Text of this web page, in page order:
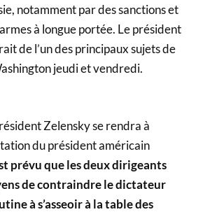
notamment par des sanctions et
à longue portée. Le président
de l’un des principaux sujets de
jeudi et vendredi.
Zelensky se rendra à
du président américain
prévu que les deux dirigeants
de contraindre le dictateur
à s’asseoir à la table des